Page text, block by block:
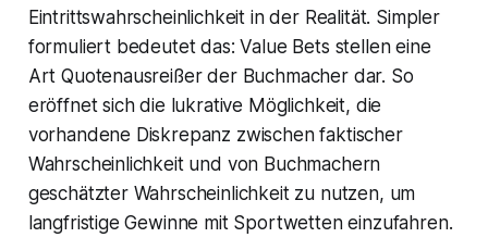
Eintrittswahrscheinlichkeit in der Realität. Simpler
formuliert bedeutet das: Value Bets stellen eine
Art Quotenausreißer der Buchmacher dar. So
eröffnet sich die lukrative Möglichkeit, die
vorhandene Diskrepanz zwischen faktischer
Wahrscheinlichkeit und von Buchmachern
geschätzter Wahrscheinlichkeit zu nutzen, um
langfristige Gewinne mit Sportwetten einzufahren.